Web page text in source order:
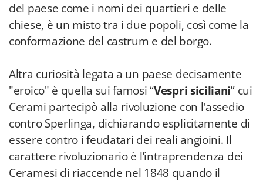
del paese come i nomi dei quartieri e delle
chiese, è un misto tra i due popoli, così come la
conformazione del castrum e del borgo.
Altra curiosità legata a un paese decisamente
"eroico" è quella sui famosi “Vespri siciliani” cui
Cerami partecipò alla rivoluzione con l'assedio
contro Sperlinga, dichiarando esplicitamente di
essere contro i feudatari dei reali angioini. Il
carattere rivoluzionario è l’intraprendenza dei
Ceramesi di riaccende nel 1848 quando il